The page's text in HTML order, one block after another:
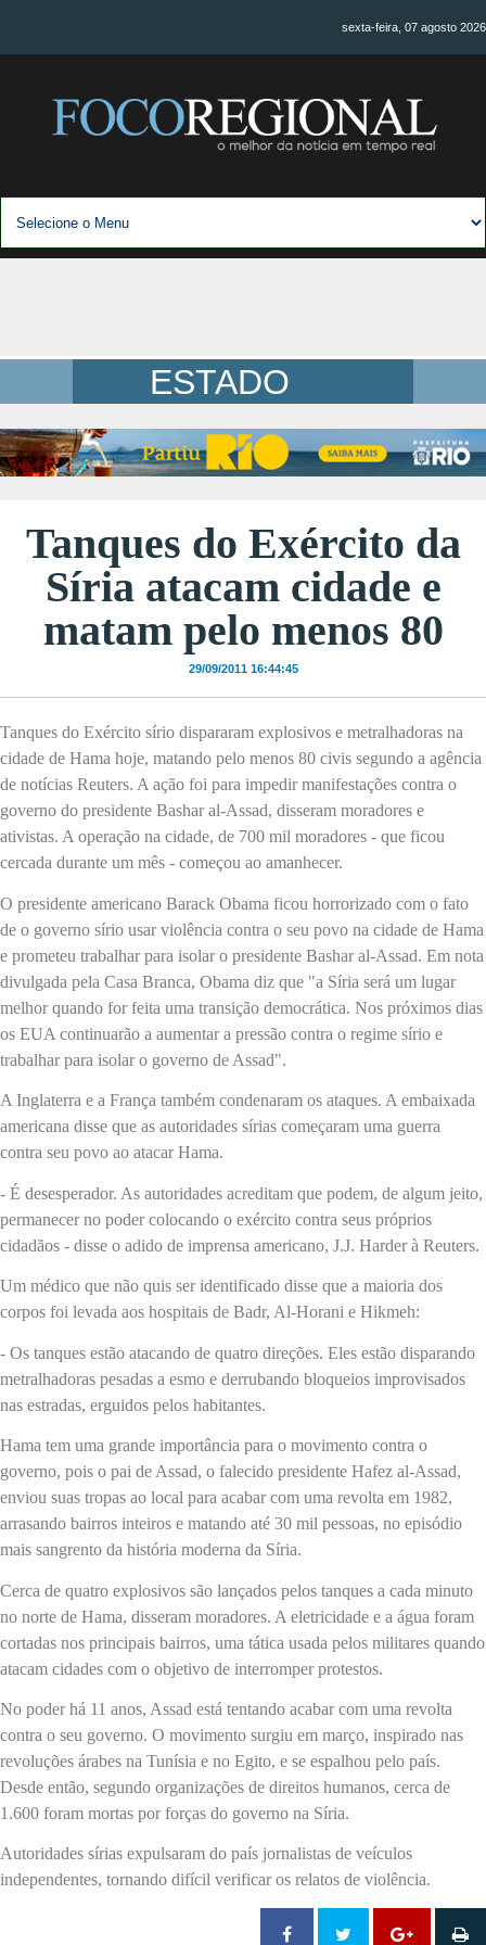
sexta-feira, 07 agosto 2026
ESTADO
Tanques do Exército da
Síria atacam cidade e
matam pelo menos 80
29/09/2011 16:44:45
Tanques do Exército sírio dispararam explosivos e metralhadoras na
cidade de Hama hoje, matando pelo menos 80 civis segundo a agência
de notícias Reuters. A ação foi para impedir manifestações contra o
governo do presidente Bashar al-Assad, disseram moradores e
ativistas. A operação na cidade, de 700 mil moradores - que ficou
cercada durante um mês - começou ao amanhecer.
O presidente americano Barack Obama ficou horrorizado com o fato
de o governo sírio usar violência contra o seu povo na cidade de Hama
e prometeu trabalhar para isolar o presidente Bashar al-Assad. Em nota
divulgada pela Casa Branca, Obama diz que "a Síria será um lugar
melhor quando for feita uma transição democrática. Nos próximos dias
os EUA continuarão a aumentar a pressão contra o regime sírio e
trabalhar para isolar o governo de Assad".
A Inglaterra e a França também condenaram os ataques. A embaixada
americana disse que as autoridades sírias começaram uma guerra
contra seu povo ao atacar Hama.
- É desesperador. As autoridades acreditam que podem, de algum jeito,
permanecer no poder colocando o exército contra seus próprios
cidadãos - disse o adido de imprensa americano, J.J. Harder à Reuters.
Um médico que não quis ser identificado disse que a maioria dos
corpos foi levada aos hospitais de Badr, Al-Horani e Hikmeh:
- Os tanques estão atacando de quatro direções. Eles estão disparando
metralhadoras pesadas a esmo e derrubando bloqueios improvisados
nas estradas, erguidos pelos habitantes.
Hama tem uma grande importância para o movimento contra o
governo, pois o pai de Assad, o falecido presidente Hafez al-Assad,
enviou suas tropas ao local para acabar com uma revolta em 1982,
arrasando bairros inteiros e matando até 30 mil pessoas, no episódio
mais sangrento da história moderna da Síria.
Cerca de quatro explosivos são lançados pelos tanques a cada minuto
no norte de Hama, disseram moradores. A eletricidade e a água foram
cortadas nos principais bairros, uma tática usada pelos militares quando
atacam cidades com o objetivo de interromper protestos.
No poder há 11 anos, Assad está tentando acabar com uma revolta
contra o seu governo. O movimento surgiu em março, inspirado nas
revoluções árabes na Tunísia e no Egito, e se espalhou pelo país.
Desde então, segundo organizações de direitos humanos, cerca de
1.600 foram mortas por forças do governo na Síria.
Autoridades sírias expulsaram do país jornalistas de veículos
independentes, tornando difícil verificar os relatos de violência.